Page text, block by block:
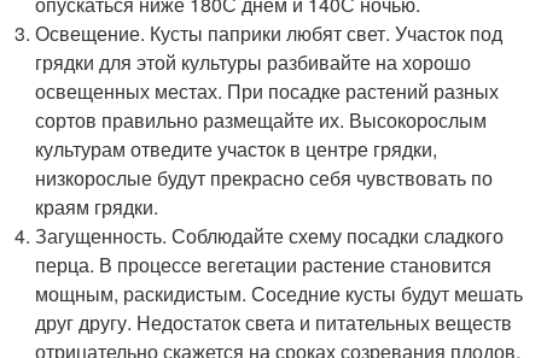
Освещение. Кусты паприки любят свет. Участок под
грядки для этой культуры разбивайте на хорошо
освещенных местах. При посадке растений разных
сортов правильно размещайте их. Высокорослым
культурам отведите участок в центре грядки,
низкорослые будут прекрасно себя чувствовать по
краям грядки.
Загущенность. Соблюдайте схему посадки сладкого
перца. В процессе вегетации растение становится
мощным, раскидистым. Соседние кусты будут мешать
друг другу. Недостаток света и питательных веществ
отрицательно скажется на сроках созревания плодов.